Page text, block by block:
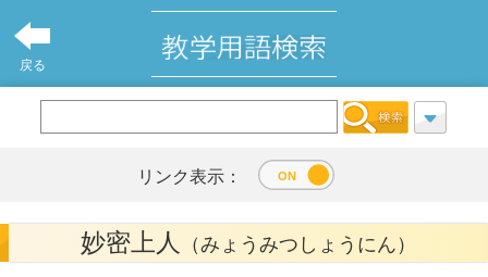
戻る
リンク表示：
妙密上人 （みょうみつしょうにん）